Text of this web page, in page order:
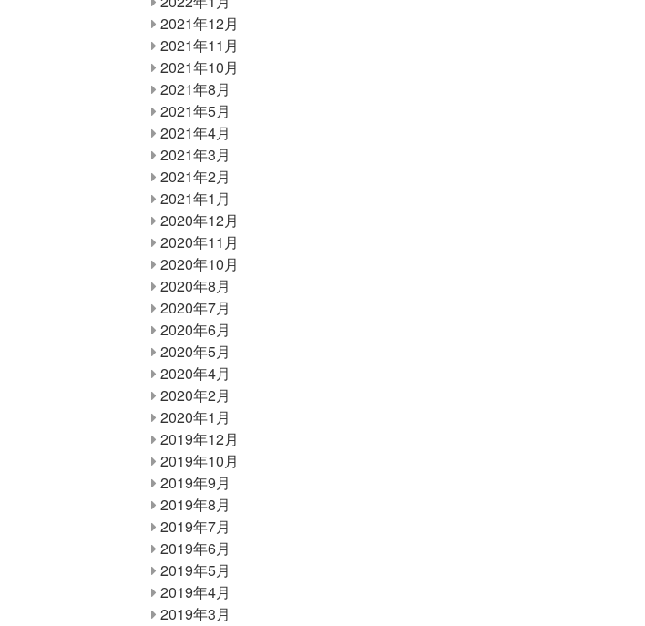
2021年12月
2021年11月
2021年10月
2021年8月
2021年5月
2021年4月
2021年3月
2021年2月
2021年1月
2020年12月
2020年11月
2020年10月
2020年8月
2020年7月
2020年6月
2020年5月
2020年4月
2020年2月
2020年1月
2019年12月
2019年10月
2019年9月
2019年8月
2019年7月
2019年6月
2019年5月
2019年4月
2019年3月